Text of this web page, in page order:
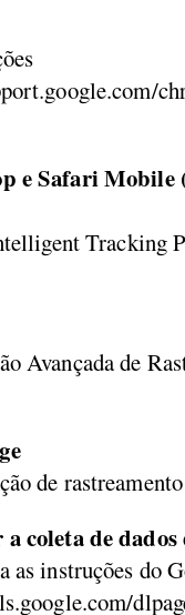
e Safari Mobile
Tracking
Avançada de
de rastreamento
coleta de dados
as instruções do